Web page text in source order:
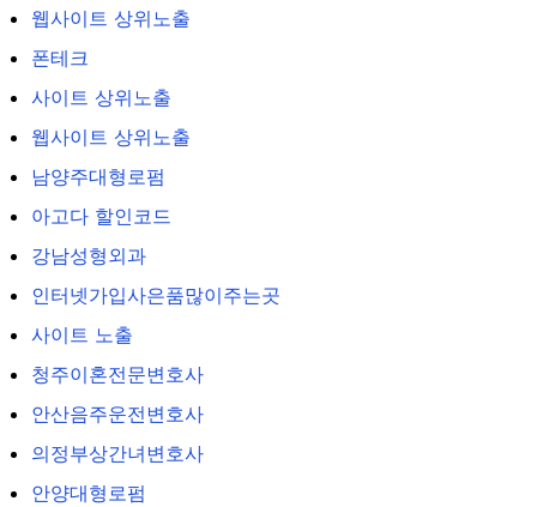
웹사이트 상위노출
폰테크
사이트 상위노출
웹사이트 상위노출
남양주대형로펌
아고다 할인코드
강남성형외과
인터넷가입사은품많이주는곳
사이트 노출
청주이혼전문변호사
안산음주운전변호사
의정부상간녀변호사
안양대형로펌